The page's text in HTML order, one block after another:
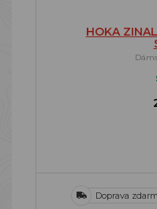
HOKA
Doprava